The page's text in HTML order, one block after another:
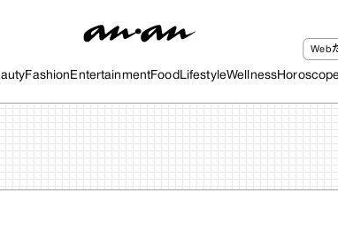
Fashion EntertainmentFood LifestyleWellness
Web